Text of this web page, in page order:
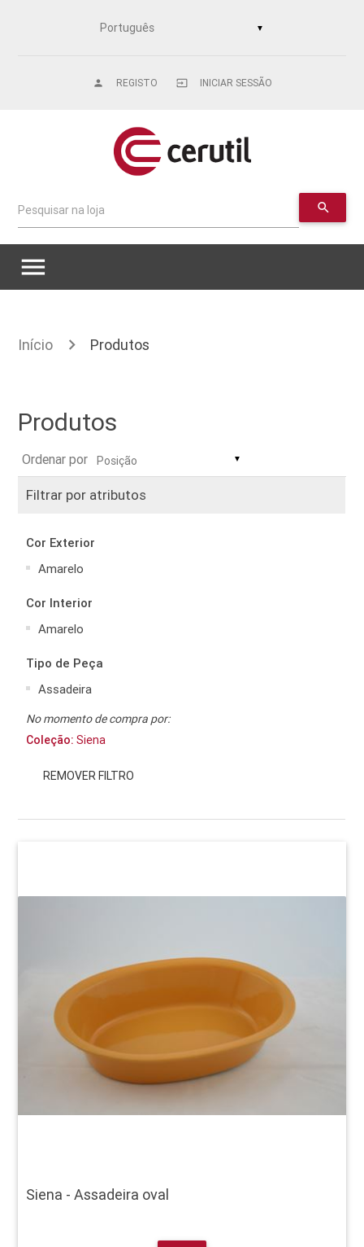
▼
REGISTO
person INICIAR SESSÃO
input
Pesquisar na loja search
menu
Início Produtos
Produtos
Ordenar por ▼
Filtrar por atributos
Cor Exterior
Amarelo
Cor Interior
Amarelo
Tipo de Peça
Assadeira
No momento de compra por:
Coleção: Siena
REMOVER FILTRO
Siena - Assadeira oval